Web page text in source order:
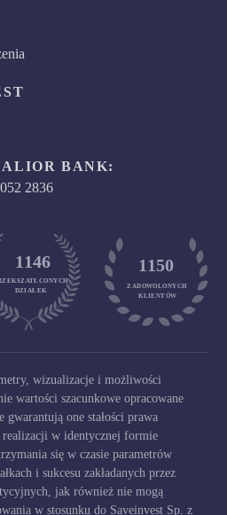
BANK:
2836
1146
DZIAŁEK
1150
ZADOWOLONYCH
KLIENTÓW
wizualizacje i możliwości
wartości szacunkowe opracowane
one stałości prawa
w identycznej formie
się w czasie parametrów
i sukcesu zakładanych przez
jak również nie mogą
w stosunku do Saveinvest Sp. z